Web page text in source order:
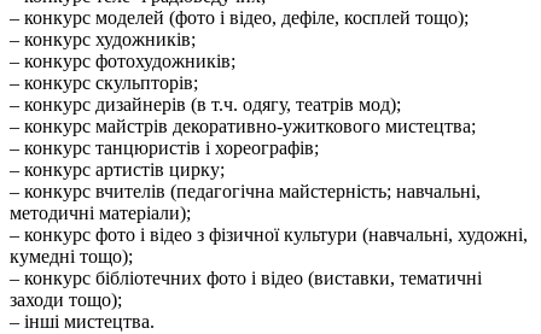
– конкурс моделей (фото і відео, дефіле, косплей тощо);
– конкурс художників;
– конкурс фотохудожників;
– конкурс скульпторів;
– конкурс дизайнерів (в т.ч. одягу, театрів мод);
– конкурс майстрів декоративно-ужиткового мистецтва;
– конкурс танцюристів і хореографів;
– конкурс артистів цирку;
– конкурс вчителів (педагогічна майстерність; навчальні,
методичні матеріали);
– конкурс фото і відео з фізичної культури (навчальні, художні,
кумедні тощо);
– конкурс бібліотечних фото і відео (виставки, тематичні
заходи тощо);
– інші мистецтва.